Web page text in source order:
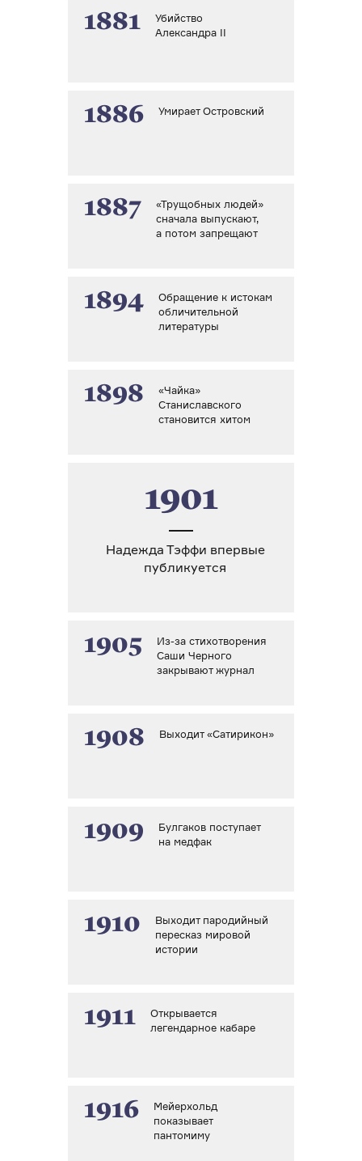
1881
Убийство
Александра II
1886 Умирает Островский
1887
«Трущобных людей»
сначала выпускают,
а потом запрещают
1894
Обращение к истокам
обличительной
литературы
1898
«Чайка»
Станиславского
становится хитом
1901
Надежда Тэффи впервые
публикуется
1905
Из-за стихотворения
Саши Черного
закрывают журнал
1908 Выходит «Сатирикон»
1909
Булгаков поступает
на медфак
1910
Выходит пародийный
пересказ мировой
истории
1911
Открывается
легендарное кабаре
1916
Мейерхольд
показывает
пантомиму